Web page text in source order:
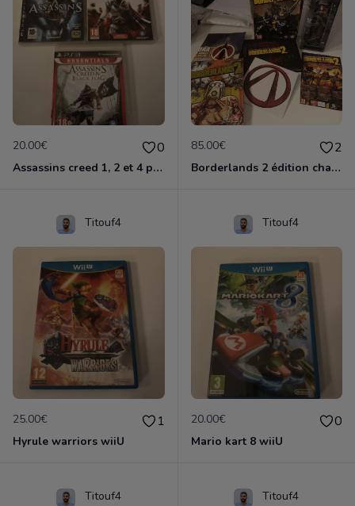
20.00€ 0
Assassins creed 1, 2 et 4 ps3
85.00€ 2
Borderlands 2 édition chasseur de l'arche ps3
Titouf4
25.00€ 1
Hyrule warriors wiiU
Titouf4
20.00€ 0
Mario kart 8 wiiU
Titouf4 Titouf4